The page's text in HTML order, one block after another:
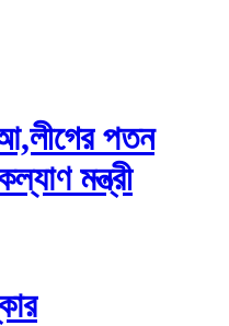
পতন
মন্ত্রী